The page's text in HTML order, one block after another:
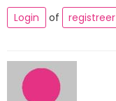
Login
of registreer